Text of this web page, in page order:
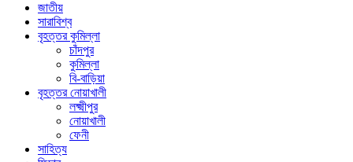
জাতীয়
সারাবিশ্ব
বৃহত্তর কুমিল্লা
চাঁদপুর
কুমিল্লা
বি-বাড়িয়া
বৃহত্তর নোয়াখালী
লক্ষ্মীপুর
নোয়াখালী
ফেনী
সাহিত্য